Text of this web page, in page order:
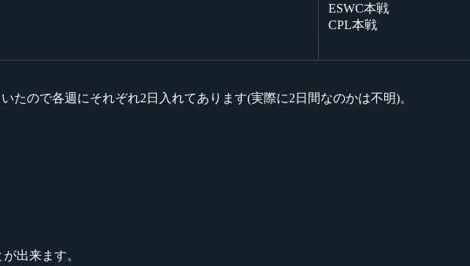
ESWC本戦
CPL本戦
たので各週にそれぞれ2日入れてあります(実際に2日間なのかは不明)。
出来ます。